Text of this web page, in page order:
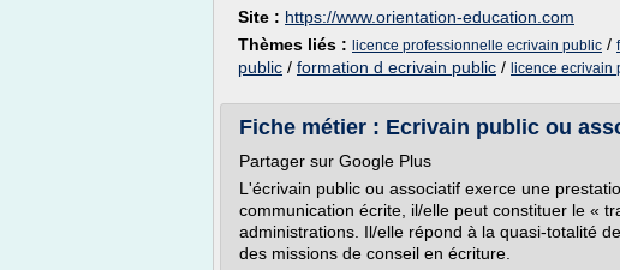
Site : https://www.orientation-education.com
Thèmes liés : licence professionnelle ecrivain public /
public / formation d ecrivain public / licence ecrivain
Fiche métier : Ecrivain public ou
Partager sur Google Plus
L'écrivain public ou associatif exerce une
communication écrite, il/elle peut constituer le «
administrations. Il/elle répond à la quasi-totalité
des missions de conseil en écriture.